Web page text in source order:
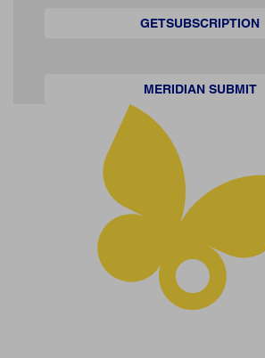
GETSUBSCRIPTION
MERIDIAN SUBMIT